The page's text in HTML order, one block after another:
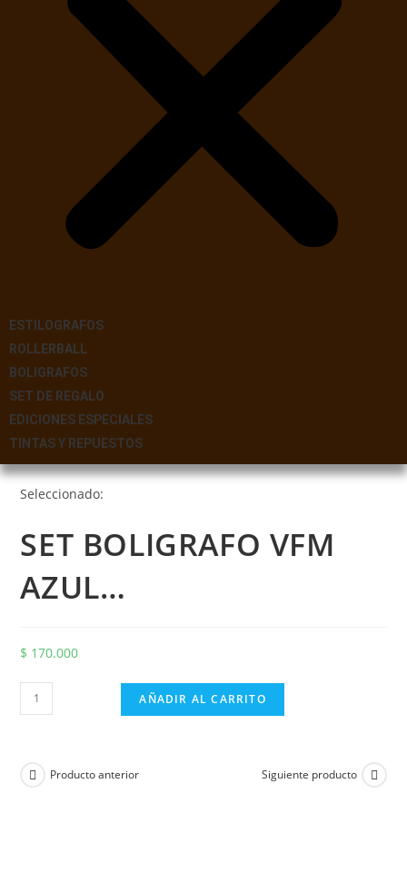
ESTILOGRAFOS
ROLLERBALL
BOLIGRAFOS
SET DE REGALO
EDICIONES ESPECIALES
TINTAS Y REPUESTOS
Seleccionado:
SET BOLIGRAFO VFM
AZUL…
$ 170.000
AÑADIR AL CARRITO
Producto anterior Siguiente producto